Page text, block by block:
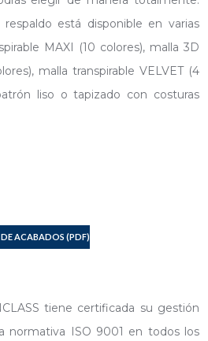
está disponible en varias
MAXI (10 colores), malla 3D
malla transpirable VELVET (4
liso o tapizado con costuras
ACABADOS (PDF)
tiene certificada su gestión
normativa ISO 9001 en todos los